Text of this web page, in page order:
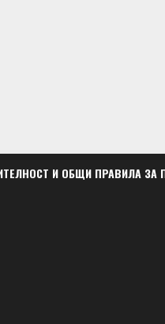
И ОБЩИ ПРАВИЛА ЗА